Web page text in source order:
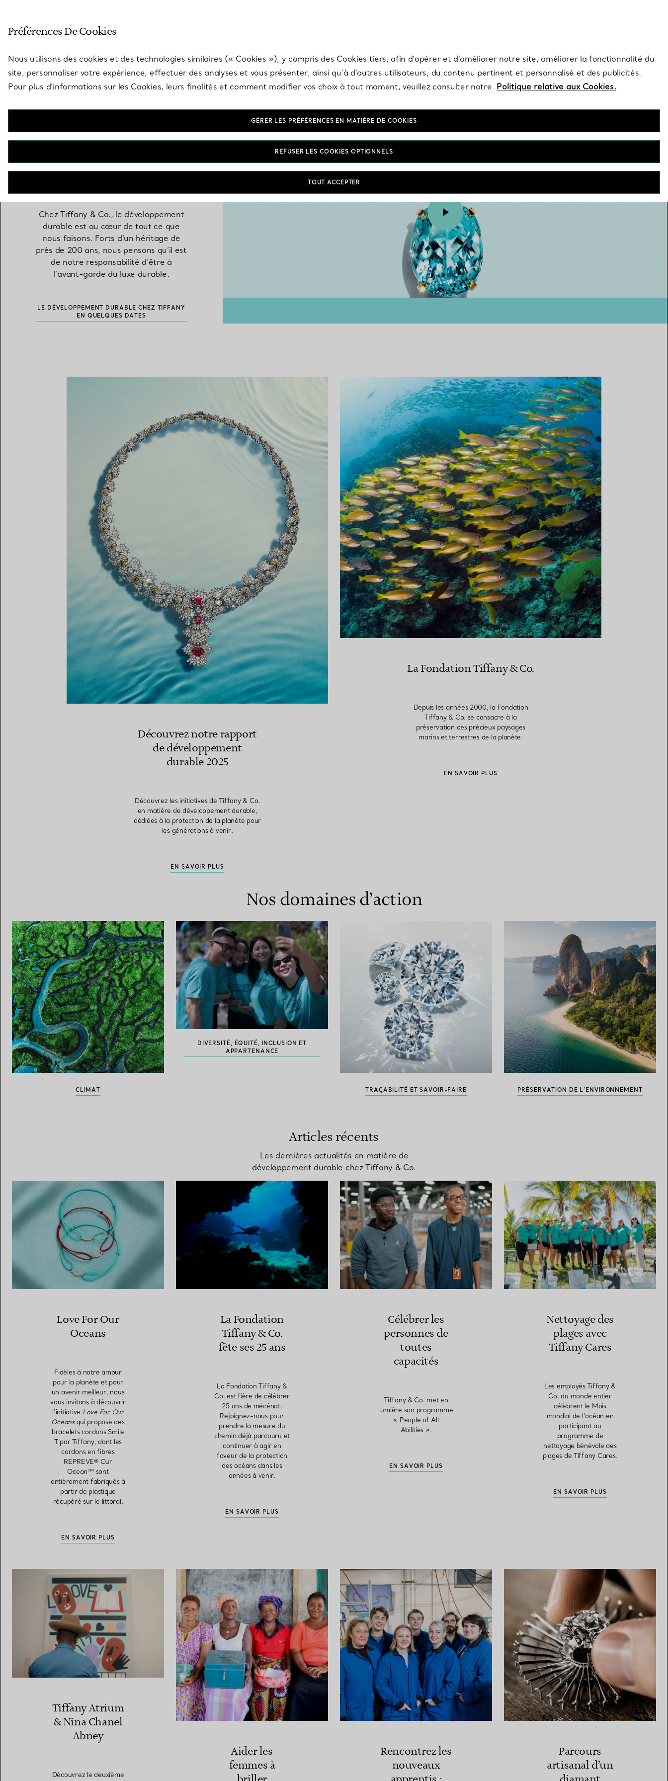
Alliances pour femme Alliances pour hommes Bagues Eternité Elsa Peretti®
Prenezrendez-vous
Développement
Chez Tiffany & Co., le développement
durable est au cœur de tout ce que
nous faisons. Forts d’un héritage de
près de 200 ans, nous pensons qu’il est
de notre responsabilité d’être à
l’avant-garde du luxe durable.
LE DÉVELOPPEMENT DURABLE CHEZ TIFFANY
EN QUELQUES DATES
Découvrez notre rapport
de développement
durable 2025
Découvrez les initiatives de Tiffany & Co.
en matière de développement durable,
dédiées à la protection de la planète pour
les générations à venir.
EN SAVOIR PLUS
La Fondation Tiffany & Co.
Depuis les années 2000, la Fondation
Tiffany & Co. se consacre à la
préservation des précieux paysages
marins et terrestres de la planète.
EN SAVOIR PLUS
Nos domaines d’action
CLIMAT
DIVERSITÉ, ÉQUITÉ, INCLUSION ET
APPARTENANCE
TRAÇABILITÉ ET SAVOIR-FAIRE PRÉSERVATION DE L’ENVIRONNEMENT
Articles récents
Les dernières actualités en matière de
développement durable chez Tiffany & Co.
Love For Our
Oceans
Fidèles à notre amour
pour la planète et pour
un avenir meilleur, nous
vous invitons à découvrir
l’initiative Love For Our
Oceansqui propose des
bracelets cordons Smile
T par Tiffany, dont les
cordons en fibres
REPREVE® Our
Ocean™ sont
entièrement fabriqués à
partir de plastique
récupéré sur le littoral.
EN SAVOIR PLUS
La Fondation
Tiffany & Co.
fête ses 25 ans
La Fondation Tiffany &
Co. est fière de célébrer
25 ans de mécénat.
Rejoignez-nous pour
prendre la mesure du
chemin déjà parcouru et
continuer à agir en
faveur de la protection
des océans dans les
années à venir.
EN SAVOIR PLUS
Célébrer les
personnes de
toutes
capacités
Tiffany & Co. met en
lumière son programme
« People of All
Abilities ».
EN SAVOIR PLUS
Nettoyage des
plages avec
Tiffany Cares
Les employés Tiffany &
Co. du monde entier
célèbrent le Mois
mondial de l’océan en
participant au
programme de
nettoyage bénévole des
plages de Tiffany Cares.
EN SAVOIR PLUS
Tiffany Atrium
& Nina Chanel
Abney
Découvrez le deuxième
Aider les
femmes à
Rencontrez les
nouveaux
Parcours
artisanal d’un
Préférences De Cookies
Nous utilisons des cookies et des technologies similaires (« Cookies »), y compris des Cookies tiers, afin d’opérer et d’améliorer notre site, améliorer la fonctionnalité du
site, personnaliser votre expérience, effectuer des analyses et vous présenter, ainsi qu’à d’autres utilisateurs, du contenu pertinent et personnalisé et des publicités.
Pour plus d’informations sur les Cookies, leurs finalités et comment modifier vos choix à tout moment, veuillez consulter notre Politique relative aux Cookies.
GÉRER LES PRÉFÉRENCES EN MATIÈRE DE COOKIES
REFUSER LES COOKIES OPTIONNELS
TOUT ACCEPTER